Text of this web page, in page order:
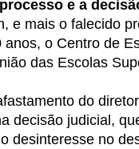
e a
e mais o falecido
o Centro de
das Escolas
do
decisão judicial,
desinteresse no